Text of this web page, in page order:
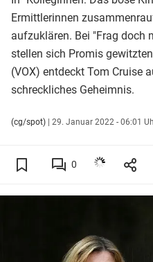
Ermittlerinnen
aufzuklären. Bei "Frag doch
stellen sich Promis
(VOX) entdeckt Tom Cruise
schreckliches Geheimnis.
(cg/spot) | 29. Januar 2022 - 06:01
0